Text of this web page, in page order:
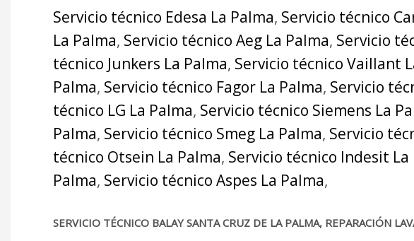
Servicio técnico Edesa La Palma, Servicio técnico
La Palma, Servicio técnico Aeg La Palma, Servicio
técnico Junkers La Palma, Servicio técnico Vaillant
Palma, Servicio técnico Fagor La Palma, Servicio
técnico LG La Palma, Servicio técnico Siemens La
Palma, Servicio técnico Smeg La Palma, Servicio
técnico Otsein La Palma, Servicio técnico Indesit La
Palma, Servicio técnico Aspes La Palma,
SERVICIO TÉCNICO BALAY SANTA CRUZ DE LA PALMA, REPARACIÓN